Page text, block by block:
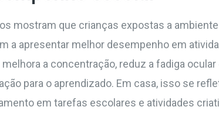
mostram que crianças expostas a
a apresentar melhor desempenho em
melhora a concentração, reduz a fadiga ocular
para o aprendizado. Em casa, isso se
em tarefas escolares e atividades